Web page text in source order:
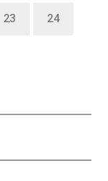
23 24